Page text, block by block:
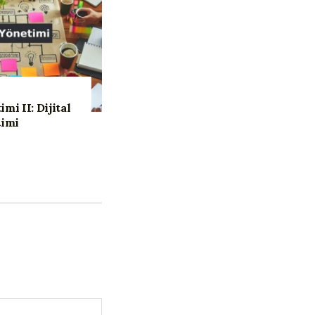
II: Dijital